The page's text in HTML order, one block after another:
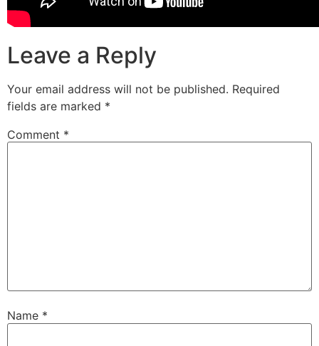
Leave a Reply
Your email address will not be published. Required
fields are marked *
Comment *
Name *